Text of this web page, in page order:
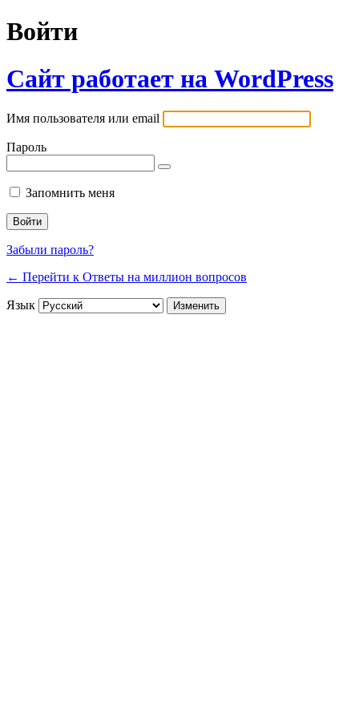
Войти
Сайт работает на WordPress
Имя пользователя или email
Пароль
Запомнить меня
Забыли пароль?
← Перейти к Ответы на миллион вопросов
Язык